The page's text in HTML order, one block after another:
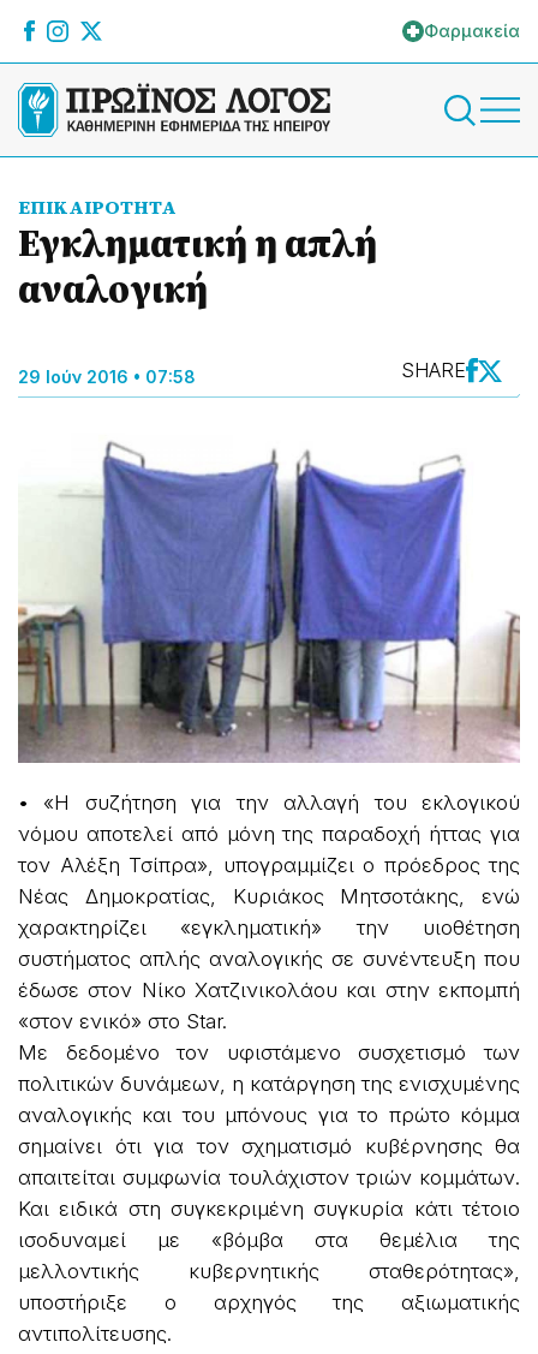
Φαρμακεία
ΕΠΙΚΑΙΡΟΤΗΤΑ
Εγκληματική η απλή
αναλογική
29 Ιούν 2016 • 07:58 SHARE
• «Η συζήτηση για την αλλαγή του εκλογικού
νόμου αποτελεί από μόνη της παραδοχή ήττας για
τον Αλέξη Τσίπρα», υπογραμμίζει ο πρόεδρος της
Νέας Δημοκρατίας, Κυριάκος Μητσοτάκης, ενώ
χαρακτηρίζει «εγκληματική» την υιοθέτηση
συστήματος απλής αναλογικής σε συνέντευξη που
έδωσε στον Νίκο Χατζινικολάου και στην εκπομπή
«στον ενικό» στο Star.
Με δεδομένο τον υφιστάμενο συσχετισμό των
πολιτικών δυνάμεων, η κατάργηση της ενισχυμένης
αναλογικής και του μπόνους για το πρώτο κόμμα
σημαίνει ότι για τον σχηματισμό κυβέρνησης θα
απαιτείται συμφωνία τουλάχιστον τριών κομμάτων.
Και ειδικά στη συγκεκριμένη συγκυρία κάτι τέτοιο
ισοδυναμεί με «βόμβα στα θεμέλια της
μελλοντικής κυβερνητικής σταθερότητας»,
υποστήριξε o αρχηγός της αξιωματικής
αντιπολίτευσης.